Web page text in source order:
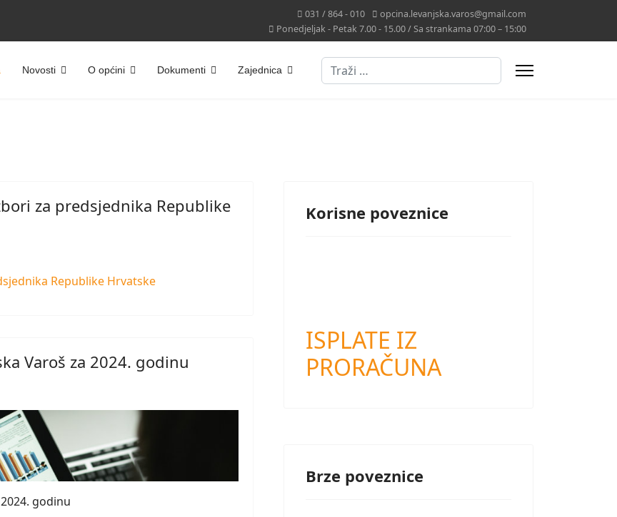
031 / 864 - 010
opcina.levanjska.varos@gmail.com
Ponedjeljak - Petak 7.00 - 15.00 / Sa strankama 07:00 – 15:00
Novosti O općini Dokumenti Zajednica Traži
za predsjednika Republike
Republike Hrvatske
Varoš za 2024. godinu
godinu
Korisne poveznice
ISPLATE IZ
PRORAČUNA
Brze poveznice